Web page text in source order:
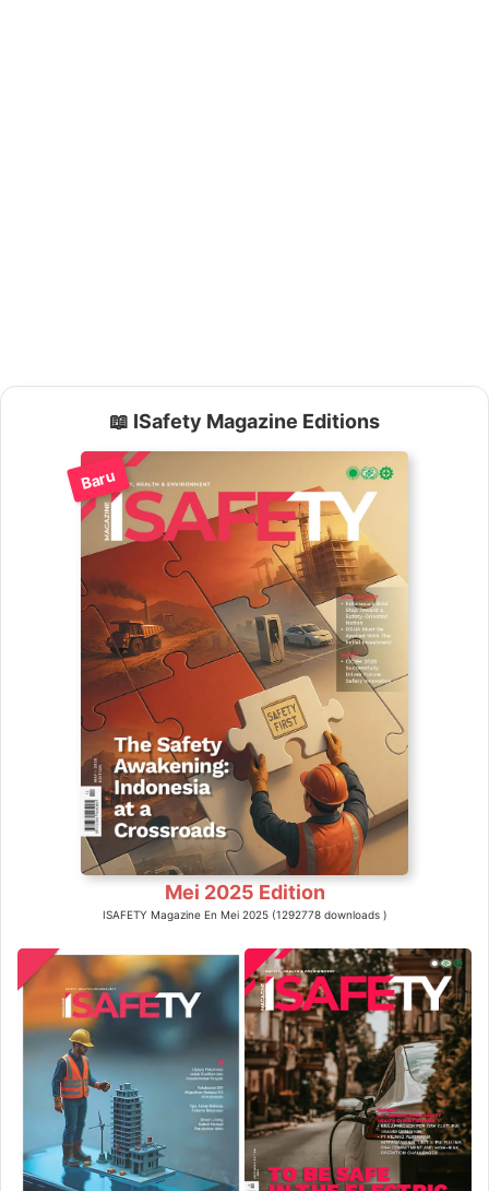
📖 ISafety Magazine Editions
Baru
Mei 2025 Edition
ISAFETY Magazine En Mei 2025 (1292778 downloads )